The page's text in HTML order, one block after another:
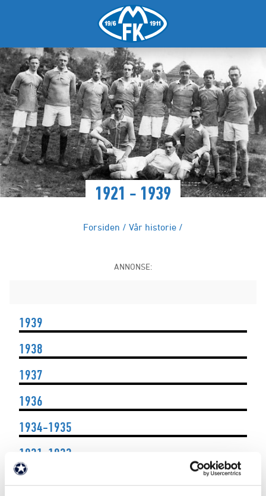
1921 - 1939
Forsiden / Vår historie /
ANNONSE:
1939
1938
1937
1936
1934-1935
1931-1933
1929-1930